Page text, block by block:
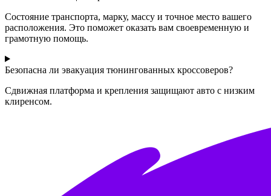
Состояние транспорта, марку, массу и точное место вашего
расположения. Это поможет оказать вам своевременную и
грамотную помощь.
Безопасна ли эвакуация тюнингованных кроссоверов?
Сдвижная платформа и крепления защищают авто с низким
клиренсом.